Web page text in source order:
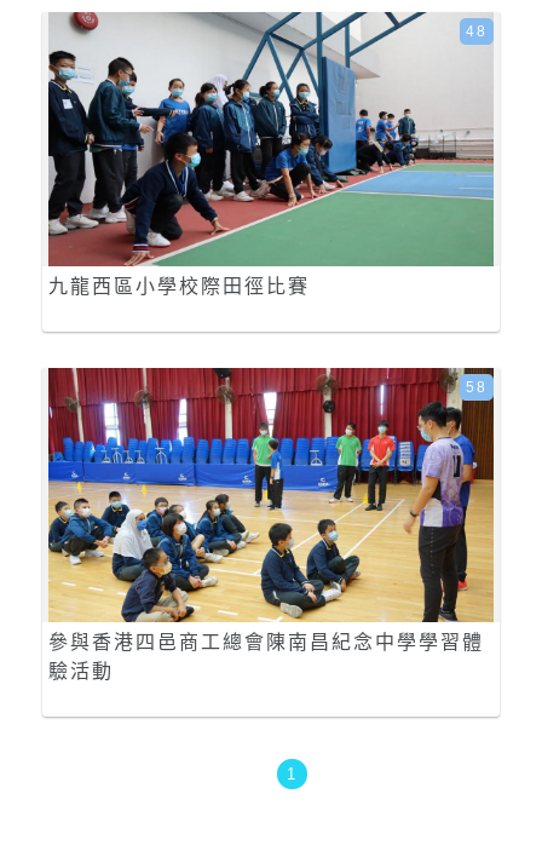
九龍西區小學校際田徑比賽
48
參與香港四邑商工總會陳南昌紀念中學學習體
驗活動
58
1